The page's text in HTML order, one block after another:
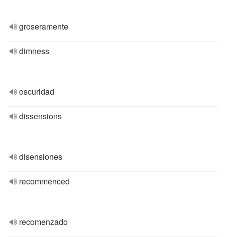
groseramente
dimness
oscuridad
dissensions
disensiones
recommenced
recomenzado